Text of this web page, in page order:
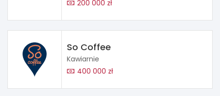
200 000 zł
So Coffee
Kawiarnie
400 000 zł